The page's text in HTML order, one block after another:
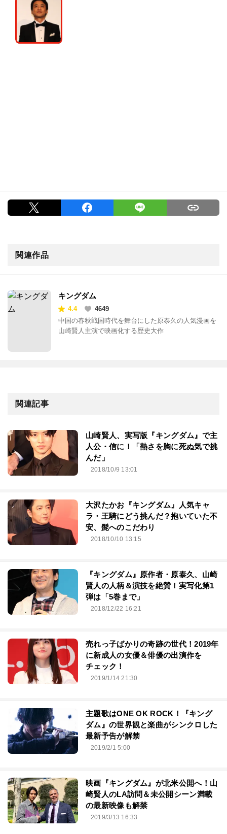
関連作品
キングダム
4.4
4649
中国の春秋戦国時代を舞台にした原泰久の人気漫画を
山崎賢人主演で映画化する歴史大作
関連記事
山崎賢人、実写版『キングダム』で主
人公・信に！「熱さを胸に死ぬ気で挑
んだ」
2018/10/9 13:01
大沢たかお『キングダム』人気キャ
ラ・王騎にどう挑んだ？抱いていた不
安、髭へのこだわり
2018/10/10 13:15
『キングダム』原作者・原泰久、山崎
賢人の人柄＆演技を絶賛！実写化第1
弾は「5巻まで」
2018/12/22 16:21
売れっ子ばかりの奇跡の世代！2019年
に新成人の女優＆俳優の出演作を
チェック！
2019/1/14 21:30
主題歌はONE OK ROCK！『キング
ダム』の世界観と楽曲がシンクロした
最新予告が解禁
2019/2/1 5:00
映画『キングダム』が北米公開へ！山
崎賢人のLA訪問＆未公開シーン満載
の最新映像も解禁
2019/3/13 16:33